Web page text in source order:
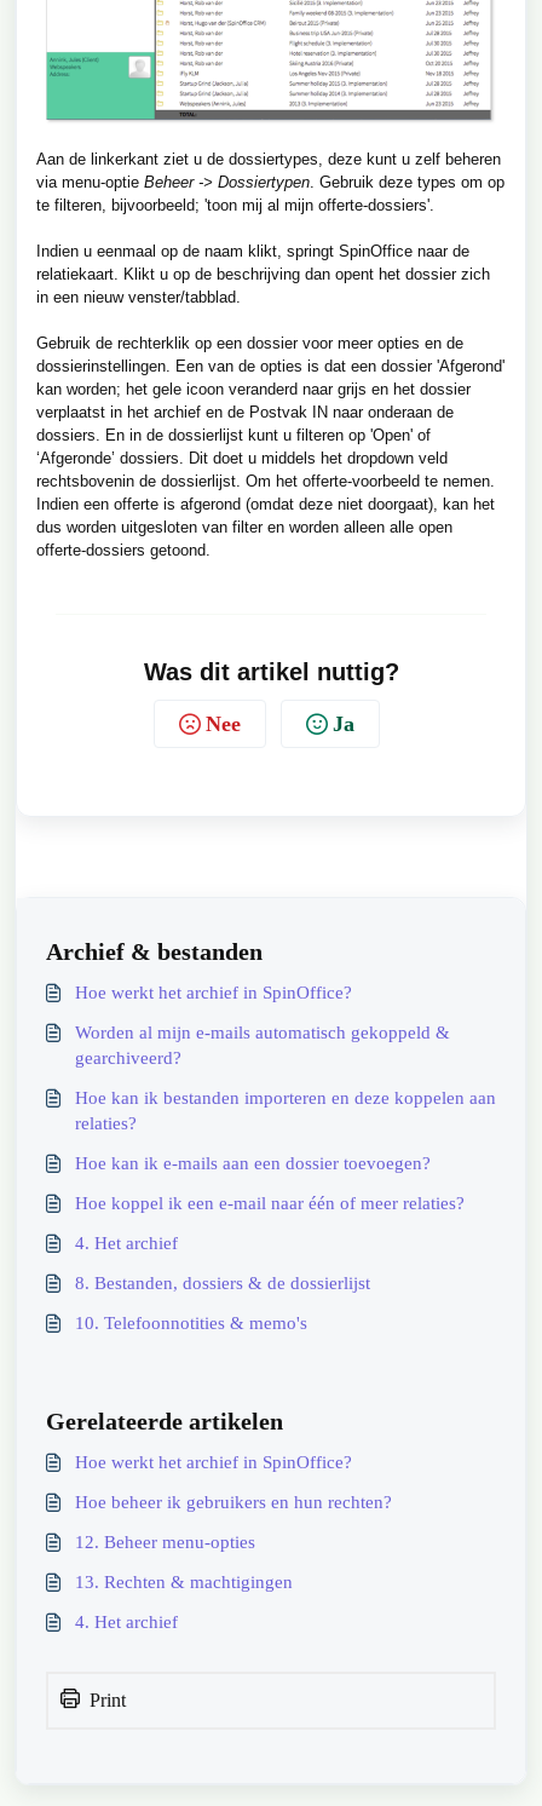
Aan de linkerkant ziet u de dossiertypes, deze kunt u zelf beheren
via menu-optie Beheer -> Dossiertypen. Gebruik deze types om op
te filteren, bijvoorbeeld; 'toon mij al mijn offerte-dossiers'.
Indien u eenmaal op de naam klikt, springt SpinOffice naar de
relatiekaart. Klikt u op de beschrijving dan opent het dossier zich
in een nieuw venster/tabblad.
Gebruik de rechterklik op een dossier voor meer opties en de
dossierinstellingen. Een van de opties is dat een dossier 'Afgerond'
kan worden; het gele icoon veranderd naar grijs en het dossier
verplaatst in het archief en de Postvak IN naar onderaan de
dossiers. En in de dossierlijst kunt u filteren op 'Open' of
‘Afgeronde’ dossiers. Dit doet u middels het dropdown veld
rechtsbovenin de dossierlijst. Om het offerte-voorbeeld te nemen.
Indien een offerte is afgerond (omdat deze niet doorgaat), kan het
dus worden uitgesloten van filter en worden alleen alle open
offerte-dossiers getoond.
Was dit artikel nuttig?
Nee Ja
Archief & bestanden
Hoe werkt het archief in SpinOffice?
Worden al mijn e-mails automatisch gekoppeld &
gearchiveerd?
Hoe kan ik bestanden importeren en deze koppelen aan
relaties?
Hoe kan ik e-mails aan een dossier toevoegen?
Hoe koppel ik een e-mail naar één of meer relaties?
4. Het archief
8. Bestanden, dossiers & de dossierlijst
10. Telefoonnotities & memo's
Gerelateerde artikelen
Hoe werkt het archief in SpinOffice?
Hoe beheer ik gebruikers en hun rechten?
12. Beheer menu-opties
13. Rechten & machtigingen
4. Het archief
Print